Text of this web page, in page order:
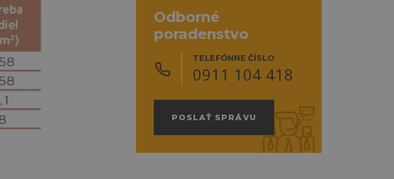
Odborné
poradenstvo
TELEFÓNNE ČÍSLO
0911 104 418
POSLAŤ SPRÁVU